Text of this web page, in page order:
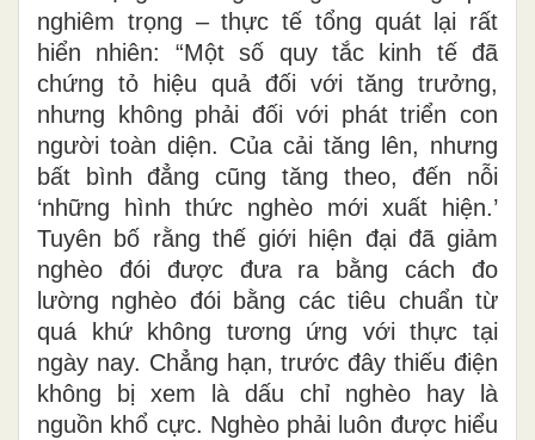
nghiêm trọng – thực tế tổng quát lại rất
hiển nhiên: “Một số quy tắc kinh tế đã
chứng tỏ hiệu quả đối với tăng trưởng,
nhưng không phải đối với phát triển con
người toàn diện. Của cải tăng lên, nhưng
bất bình đẳng cũng tăng theo, đến nỗi
‘những hình thức nghèo mới xuất hiện.’
Tuyên bố rằng thế giới hiện đại đã giảm
nghèo đói được đưa ra bằng cách đo
lường nghèo đói bằng các tiêu chuẩn từ
quá khứ không tương ứng với thực tại
ngày nay. Chẳng hạn, trước đây thiếu điện
không bị xem là dấu chỉ nghèo hay là
nguồn khổ cực. Nghèo phải luôn được hiểu